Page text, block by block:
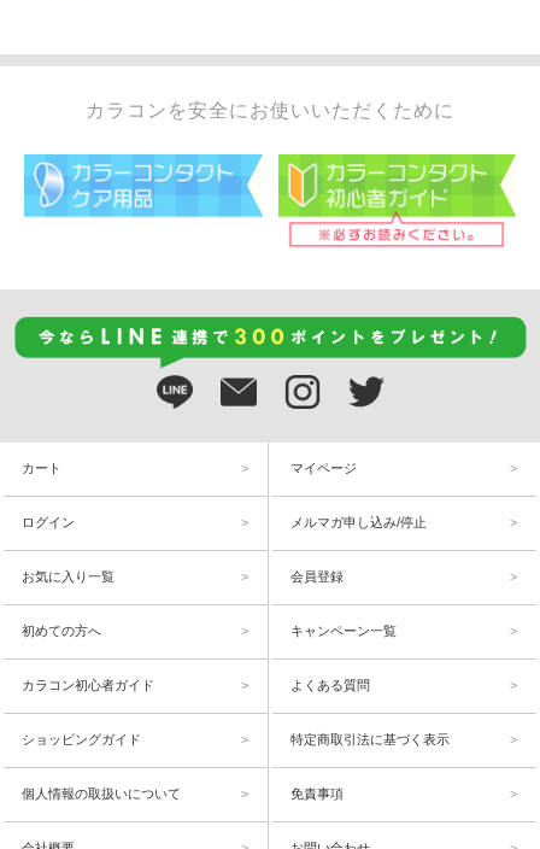
カラコンを安全にお使いいただくために
カート マイページ
ログイン メルマガ申し込み/停止
お気に入り一覧 会員登録
初めての方へ キャンペーン一覧
カラコン初心者ガイド よくある質問
ショッピングガイド 特定商取引法に基づく表示
個人情報の取扱いについて 免責事項